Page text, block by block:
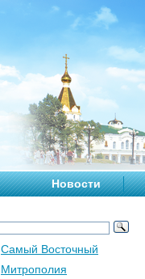
Новости
Самый Восточный
Митрополия